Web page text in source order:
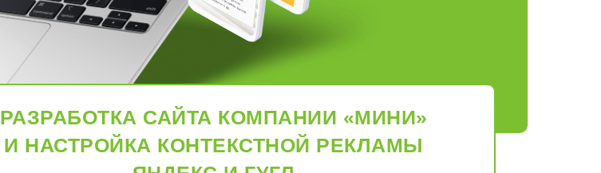
РАЗРАБОТКА САЙТА КОМПАНИИ «МИНИ»
И НАСТРОЙКА КОНТЕКСТНОЙ РЕКЛАМЫ